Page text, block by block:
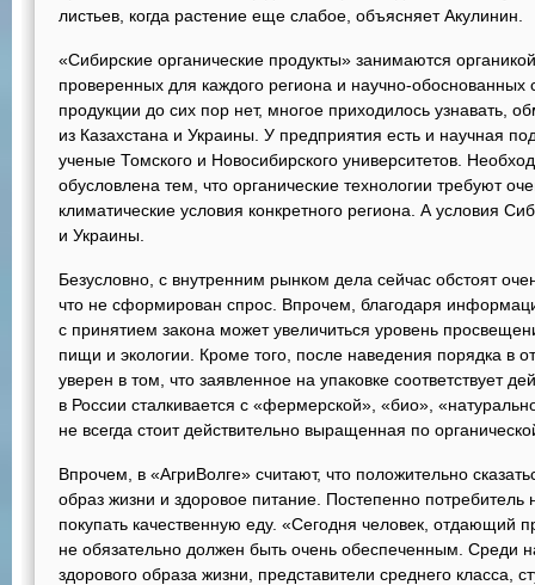
листьев, когда растение еще слабое, объясняет Акулинин.
«Сибирские органические продукты» занимаются
проверенных для каждого региона и научно-
продукции до сих пор нет, многое приходилось узнавать,
из Казахстана и Украины. У предприятия есть и научная
ученые Томского и Новосибирского университетов.
обусловлена тем, что органические технологии требуют
климатические условия конкретного региона. А условия
и Украины.
Безусловно, с внутренним рынком дела сейчас обстоят
что не сформирован спрос. Впрочем, благодаря
с принятием закона может увеличиться уровень
пищи и экологии. Кроме того, после наведения порядка в
уверен в том, что заявленное на упаковке соответствует
в России сталкивается с «фермерской», «био»,
не всегда стоит действительно выращенная по
Впрочем, в «АгриВолге» считают, что положительно
образ жизни и здоровое питание. Постепенно потребитель
покупать качественную еду. «Сегодня человек, отдающий
не обязательно должен быть очень обеспеченным. Среди
здорового образа жизни, представители среднего класса,